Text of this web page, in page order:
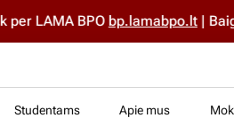
LAMA BPObp.lamabpo.lt| Baigei
Studentams Apie mus